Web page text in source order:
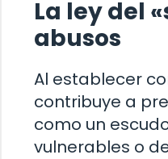
La ley del
abusos
Al establecer
contribuye a
como un
vulnerables o